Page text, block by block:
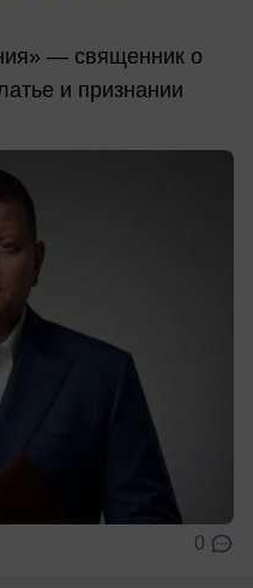
— священник о
и признании
0